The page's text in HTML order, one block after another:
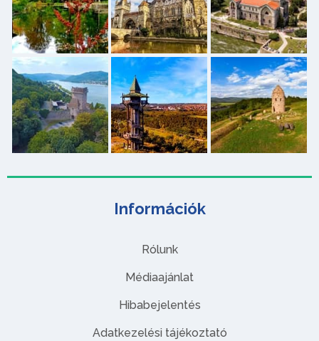
Információk
Rólunk
Médiaajánlat
Hibabejelentés
Adatkezelési tájékoztató